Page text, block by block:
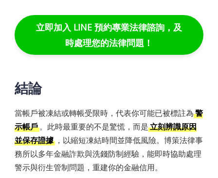
立即加入 LINE 預約專業法律諮詢，及
時處理您的法律問題！
結論
當帳戶被凍結或轉帳受限時，代表你可能已被標註為警
示帳戶。此時最重要的不是驚慌，而是立刻辨識原因
並保存證據 ，以縮短凍結時間並降低風險。博策法律事
務所以多年金融詐欺與洗錢防制經驗，能即時協助處理
警示與衍生管制問題，重建你的金融信用。